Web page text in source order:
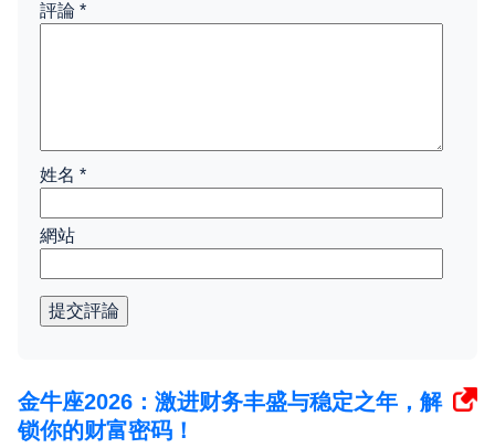
評論 *
姓名 *
網站
提交評論
金牛座2026：激进财务丰盛与稳定之年，解
锁你的财富密码！